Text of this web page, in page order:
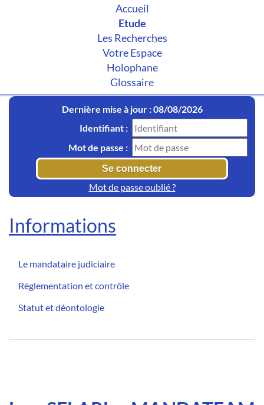
navigation
Accueil
Etude
Les Recherches
Votre Espace
Holophane
Glossaire
Dernière mise à jour : 08/08/2026
Identifiant :
Mot de passe :
Mot de passe oublié ?
Informations
Le mandataire judiciaire
Réglementation et contrôle
Statut et déontologie